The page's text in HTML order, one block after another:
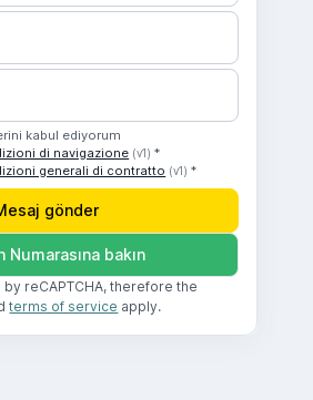
kabul ediyorum
di navigazione (v1) *
generali di contratto (v1) *
gönder
Numarasına bakın
reCAPTCHA, therefore the
terms of service apply.